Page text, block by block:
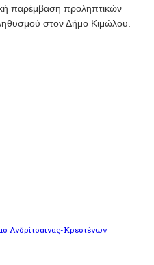
παρέμβαση προληπτικών
στον Δήμο Κιμώλου.
Ανδρίτσαινας-Κρεστένων